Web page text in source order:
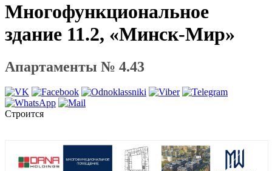
Многофункциональное
здание 11.2, «Минск-Мир»
Апартаменты № 4.43
Строится